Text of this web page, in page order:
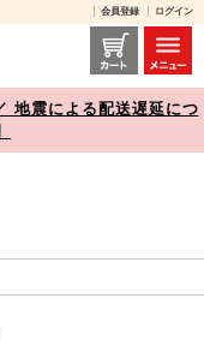
会員登録 ログイン
地震による配送遅延につ